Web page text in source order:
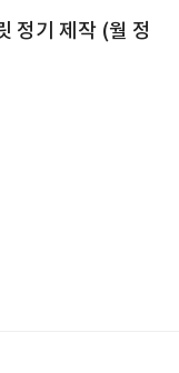
정기 제작 (월 정